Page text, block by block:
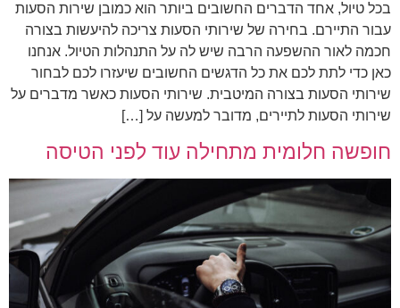
בכל טיול, אחד הדברים החשובים ביותר הוא כמובן שירות הסעות
עבור התיירם. בחירה של שירותי הסעות צריכה להיעשות בצורה
חכמה לאור ההשפעה הרבה שיש לה על התנהלות הטיול. אנחנו
כאן כדי לתת לכם את כל הדגשים החשובים שיעזרו לכם לבחור
שירותי הסעות בצורה המיטבית. שירותי הסעות כאשר מדברים על
שירותי הסעות לתיירים, מדובר למעשה על […]
חופשה חלומית מתחילה עוד לפני הטיסה